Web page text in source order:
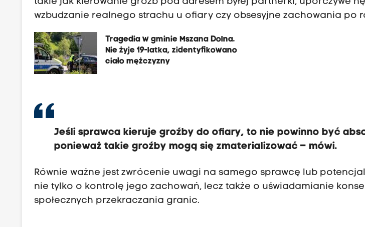
wzbudzanie realnego strachu u ofiary czy obsesyjne zachowania po
Tragedia w gminie Mszana Dolna.
Nie żyje 19-latka, zidentyfikowano
ciało mężczyzny
Jeśli sprawca kieruje groźby do ofiary, to nie powinno być
ponieważ takie groźby mogą się zmaterializować – mówi.
Równie ważne jest zwrócenie uwagi na samego sprawcę lub
nie tylko o kontrolę jego zachowań, lecz także o uświadamianie
społecznych przekraczania granic.